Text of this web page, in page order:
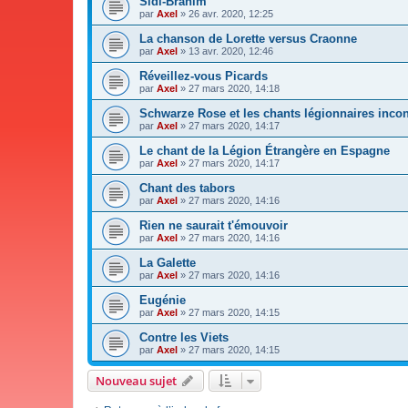
par Axel » 26 avr. 2020, 12:25
La chanson de Lorette versus Craonne
par Axel » 13 avr. 2020, 12:46
Réveillez-vous Picards
par Axel » 27 mars 2020, 14:18
Schwarze Rose et les chants légionnaires
par Axel » 27 mars 2020, 14:17
Le chant de la Légion Étrangère en Espagne
par Axel » 27 mars 2020, 14:17
Chant des tabors
par Axel » 27 mars 2020, 14:16
Rien ne saurait t'émouvoir
par Axel » 27 mars 2020, 14:16
La Galette
par Axel » 27 mars 2020, 14:16
Eugénie
par Axel » 27 mars 2020, 14:15
Contre les Viets
par Axel » 27 mars 2020, 14:15
Nouveau sujet